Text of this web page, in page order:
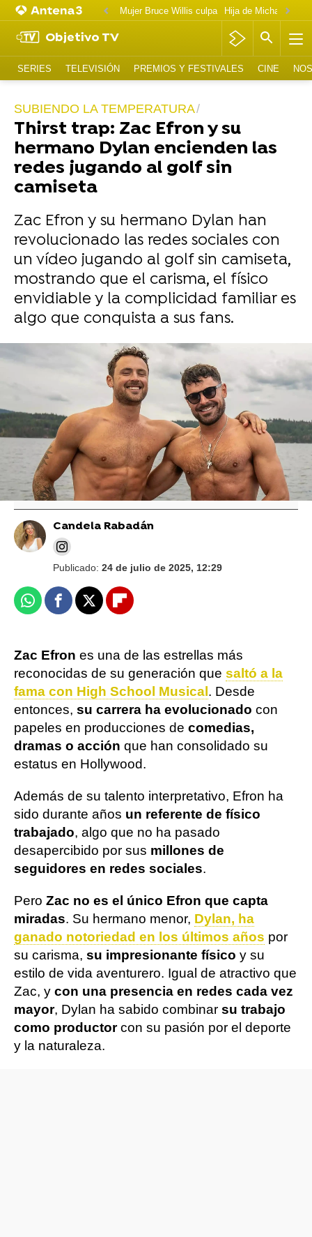
Mujer Bruce Willis culpa
Objetivo TV
SERIES TELEVISIÓN PREMIOS Y FESTIVALES CINE
SUBIENDO LA TEMPERATURA
Thirst trap: Zac Efron y su
hermano Dylan encienden las
redes jugando al golf sin
camiseta
Zac Efron y su hermano Dylan han
revolucionado las redes sociales con
un vídeo jugando al golf sin camiseta,
mostrando que el carisma, el físico
envidiable y la complicidad familiar es
algo que conquista a sus fans.
Vídeo: Gtres | Foto: Instagram @zacefron
El hermano de Zac Efron, Dylan, afirma
que la gente "se ducha demasiado" y que
no hace falta tanto jabón
Candela Rabadán
Publicado: 24 de julio de 2025, 12:29
WhatsappFacebook
X Flipboard
Zac Efron es una de las estrellas más
reconocidas de su generación que saltó a la
fama con High School Musical . Desde
entonces, su carrera ha evolucionado con
papeles en producciones de comedias,
dramas o acción que han consolidado su
estatus en Hollywood.
Además de su talento interpretativo, Efron ha
sido durante años un referente de físico
trabajado, algo que no ha pasado
desapercibido por sus millones de
seguidores en redes sociales.
Pero Zac no es el único Efron que capta
miradas. Su hermano menor, Dylan, ha
ganado notoriedad en los últimos años por
su carisma, su impresionante físico y su
estilo de vida aventurero. Igual de atractivo que
Zac, y con una presencia en redes cada vez
mayor, Dylan ha sabido combinar su trabajo
como productorcon su pasión por el deporte
y la naturaleza.